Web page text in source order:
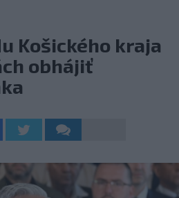
Košického kraja
obhájiť